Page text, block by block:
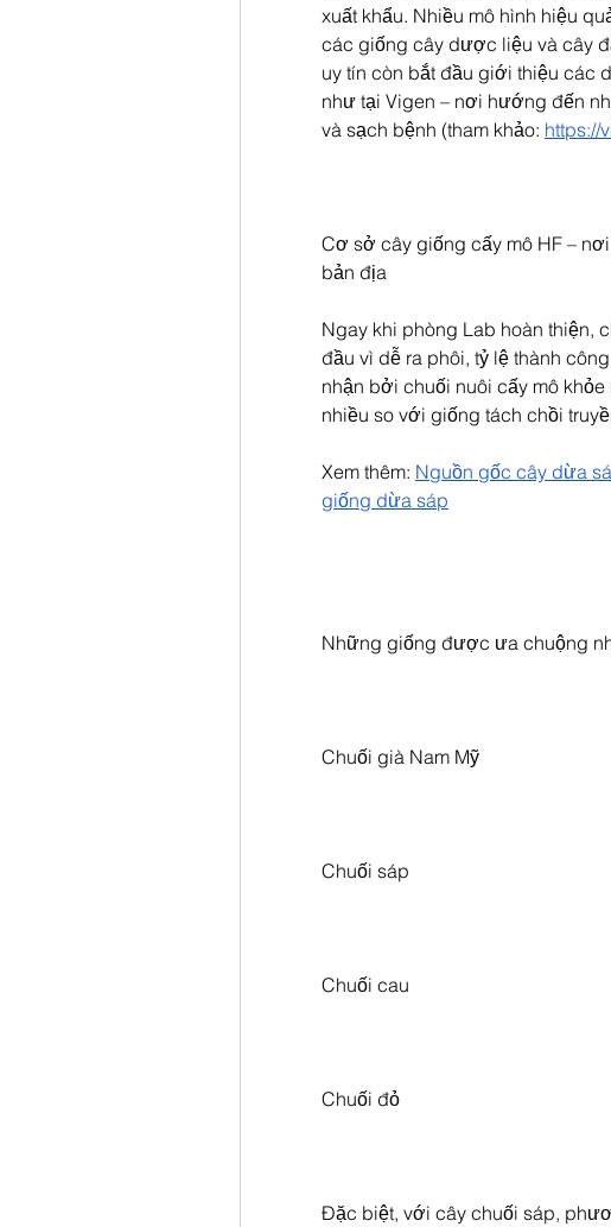
xuất khẩu. Nhiều mô hình hiệu
các giống cây dược liệu và cây
uy tín còn bắt đầu giới thiệu các
như tại Vigen – nơi hướng đến
và sạch bệnh (tham khảo: https://
Cơ sở cây giống cấy mô HF –
bản địa
Ngay khi phòng Lab hoàn thiện,
đầu vì dễ ra phôi, tỷ lệ thành
nhận bởi chuối nuôi cấy mô
nhiều so với giống tách chồi
Xem thêm: Nguồn gốc cây dừa
giống dừa sáp
Những giống được ưa chuộng
Chuối già Nam Mỹ
Chuối sáp
Chuối cau
Chuối đỏ
Đặc biệt, với cây chuối sáp,